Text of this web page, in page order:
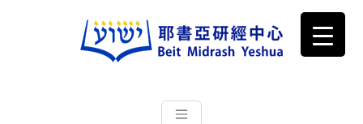
耶書亞研經中心
根源明白聖經，成為更好的門徒